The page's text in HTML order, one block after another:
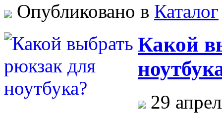
Опубликовано в Каталог
Какой
29